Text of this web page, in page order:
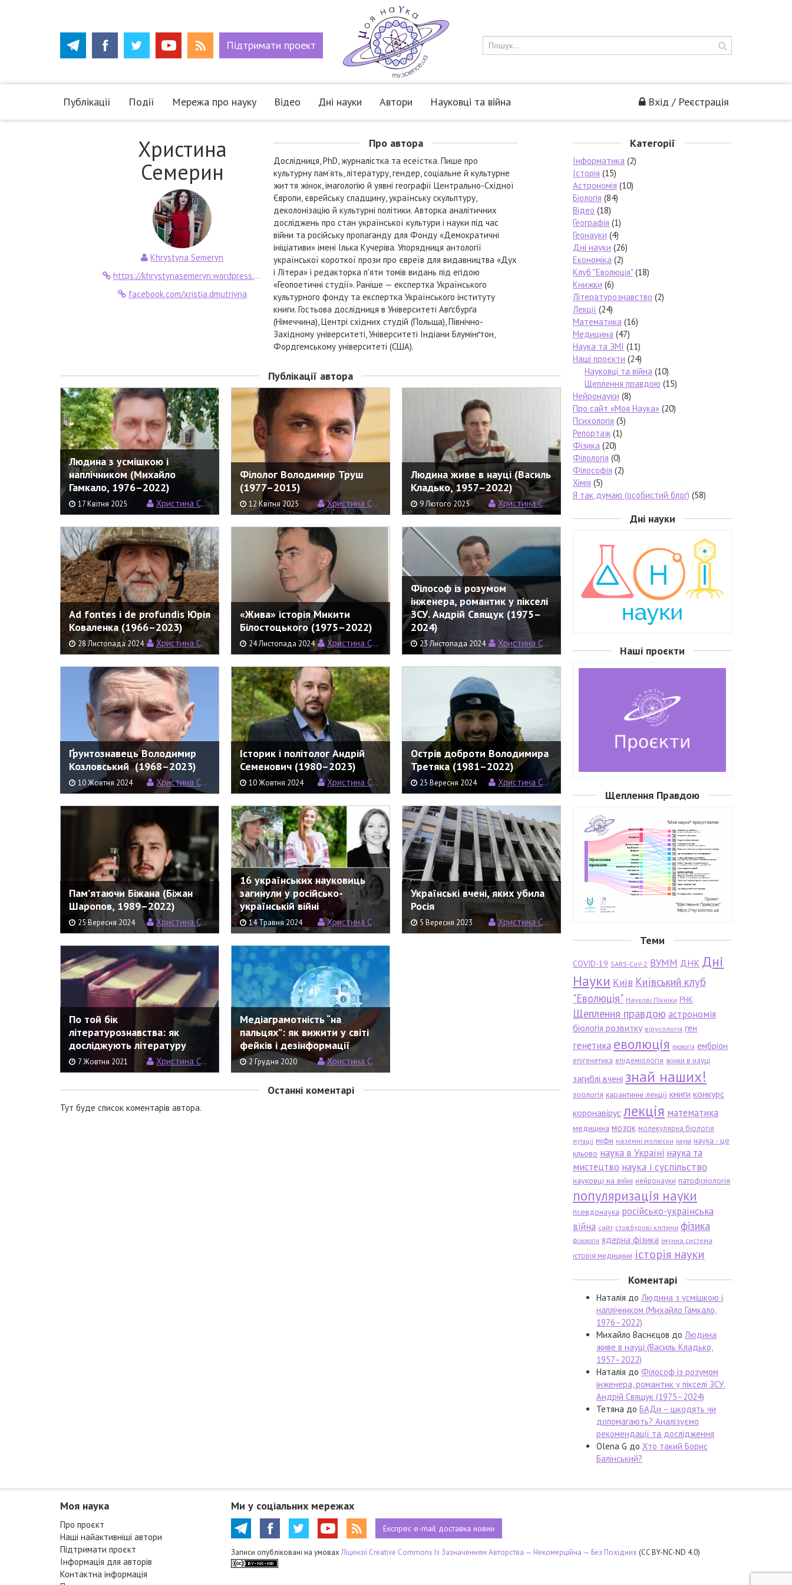
Підтримати проект
Публікації Події Мережа про науку Відео Дні науки Автори Науковці та війна Вхід / Реєстрація
Христина
Семерин
Khrystyna Semeryn
https://khrystynasemeryn.wordpress.com/
facebook.com/xristia.dmutrivna
Про автора
Дослідниця, PhD, журналістка та есеїстка. Пише про
культурну пам’ять, літературу, гендер, соціальне й культурне
життя жінок, імагологію й уявні географії Центрально-Східної
Європи, єврейську спадщину, українську скульптуру,
деколонізацію й культурні політики. Авторка аналітичних
досліджень про стан української культури і науки під час
війни та російську пропаганду для Фонду «Демократичні
ініціативи» імені Ілька Кучеріва. Упорядниця антології
української короткої прози про євреїв для видавництва «Дух
і Літера» і редакторка п'яти томів видань під егідою
«Геопоетичні студії». Раніше — експертка Українського
культурного фонду та експертка Українського інституту
книги. Гостьова дослідниця в Університеті Авґсбурґа
(Німеччина), Центрі східних студій (Польща), Північно-
Західному університеті, Університеті Індіани Блумінґтон,
Фордгемському університеті (США).
Публікації автора
Людина з усмішкою і
наплічником (Михайло
Гамкало, 1976–2022)
17 Квітня 2025 Христина Семерин
Філолог Володимир Труш
(1977–2015)
12 Квітня 2025 Христина Семерин
Людина живе в науці (Василь
Кладько, 1957–2022)
9 Лютого 2025 Христина Семерин
Ad fontes і de profundis Юрія
Коваленка (1966–2023)
28 Листопада 2024 Христина Семерин
«Жива» історія Микити
Білостоцького (1975–2022)
24 Листопада 2024 Христина Семерин
Філософ із розумом
інженера, романтик у пікселі
ЗСУ. Андрій Свящук (1975–
2024)
23 Листопада 2024 Христина Семерин
Ґрунтознавець Володимир
Козловський (1968–2023)
10 Жовтня 2024 Христина Семерин
Історик і політолог Андрій
Семенович (1980–2023)
10 Жовтня 2024 Христина Семерин
Острів доброти Володимира
Третяка (1981–2022)
25 Вересня 2024 Христина Семерин
Пам’ятаючи Біжана (Біжан
Шаропов, 1989–2022)
25 Вересня 2024 Христина Семерин
16 українських науковиць
загинули у російсько-
українській війні
14 Травня 2024 Христина Семерин
Українські вчені, яких убила
Росія
5 Вересня 2023 Христина Семерин
По той бік
літературознавства: як
досліджують літературу
7 Жовтня 2021 Христина Семерин
Медіаграмотність “на
пальцях”: як вижити у світі
фейків і дезінформації
2 Грудня 2020 Христина Семерин
Останні коментарі
Тут буде список коментарів автора.
Категорії
Інформатика (2)
Історія (15)
Астрономія (10)
Біологія (84)
Відео (18)
Географія (1)
Геонауки (4)
Дні науки (26)
Економіка (2)
Клуб "Еволюція" (18)
Книжки (6)
Літературознавство (2)
Лекції (24)
Математика (16)
Медицина (47)
Наука та ЗМІ (11)
Наші проєкти (24)
Науковці та війна (10)
Щеплення правдою (15)
Нейронауки (8)
Про сайт «Моя Наука» (20)
Психологія (3)
Репортаж(1)
Фізика (20)
Філологія (0)
Філософія (2)
Хімія (5)
Я так думаю (особистий блог) (58)
Дні науки
Наші проєкти
Щеплення Правдою
Теми
COVID-19 SARS-CoV-2 ВУММ ДНК Дні
Науки Київ Київський клуб
"Еволюція" Наукові Пікніки РНК
Щеплення правдою астрономія
біологія розвитку вірусологія ген
генетика еволюція екологія ембріон
епігенетика епідеміологія жінки в науці
загиблі вчені знай наших!
зоологія карантинні лекції книги конкурс
коронавірус лекція математика
медицина мозок молекулярна біологія
мутації міфи наземні молюски наука наука - це
кльово наука в Україні наука та
мистецтво наука і суспільство
науковці на війні нейронауки патофізіологія
популяризація науки
псевдонаука російсько-українська
війна сайт стовбурові клітини фізика
фізіологія ядерна фізика імунна система
історія медицини історія науки
Коментарі
Наталія до Людина з усмішкою і
наплічником (Михайло Гамкало,
1976–2022)
Михайло Васнєцов до Людина
живе в науці (Василь Кладько,
1957–2022)
Наталія до Філософ із розумом
інженера, романтик у пікселі ЗСУ.
Андрій Свящук (1975–2024)
Тетяна до БАДи – шкодять чи
допомагають? Аналізуємо
рекомендації та дослідження
Olena G до Хто такий Борис
Балінський?
Моя наука
Про проєкт
Наші найактивніші автори
Підтримати проєкт
Інформація для авторів
Контактна інформація
Ми у соціальних мережах
Експрес e-mail доставка новин
Записи опубліковані на умовах Ліцензії Creative Commons Із Зазначенням Авторства — Некомерційна — Без Похідних (CC BY-NC-ND 4.0)